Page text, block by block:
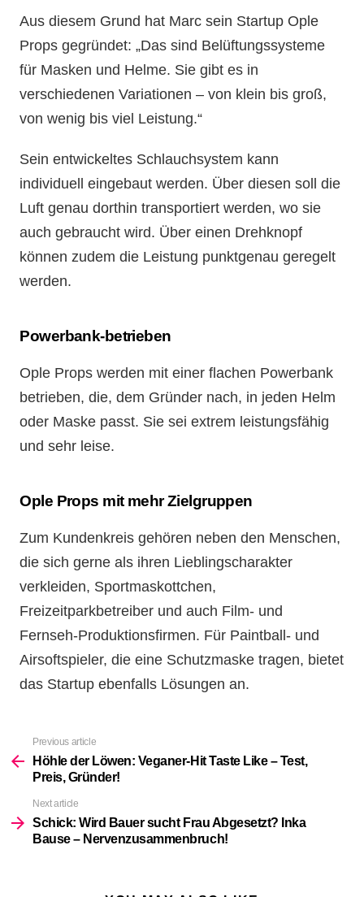
Aus diesem Grund hat Marc sein Startup Ople
Props gegründet: „Das sind Belüftungssysteme
für Masken und Helme. Sie gibt es in
verschiedenen Variationen – von klein bis groß,
von wenig bis viel Leistung.“
Sein entwickeltes Schlauchsystem kann
individuell eingebaut werden. Über diesen soll die
Luft genau dorthin transportiert werden, wo sie
auch gebraucht wird. Über einen Drehknopf
können zudem die Leistung punktgenau geregelt
werden.
Powerbank-betrieben
Ople Props werden mit einer flachen Powerbank
betrieben, die, dem Gründer nach, in jeden Helm
oder Maske passt. Sie sei extrem leistungsfähig
und sehr leise.
Ople Props mit mehr Zielgruppen
Zum Kundenkreis gehören neben den Menschen,
die sich gerne als ihren Lieblingscharakter
verkleiden, Sportmaskottchen,
Freizeitparkbetreiber und auch Film- und
Fernseh-Produktionsfirmen. Für Paintball- und
Airsoftspieler, die eine Schutzmaske tragen, bietet
das Startup ebenfalls Lösungen an.
more
Previous article
Höhle der Löwen: Veganer-Hit Taste Like – Test,
Preis, Gründer!
Next article
Schick: Wird Bauer sucht Frau Abgesetzt? Inka
Bause – Nervenzusammenbruch!